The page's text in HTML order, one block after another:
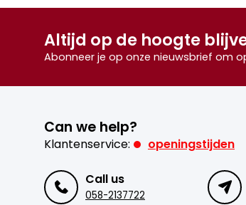
Altijd op de hoogte
Abonneer je op onze nieuwsbrief om
Can we help?
Klantenservice: openingstijden
Call us
058-2137722